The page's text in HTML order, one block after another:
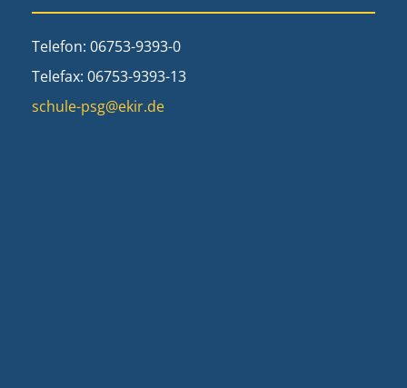
Telefon: 06753-9393-0
Telefax: 06753-9393-13
schule-psg@ekir.de